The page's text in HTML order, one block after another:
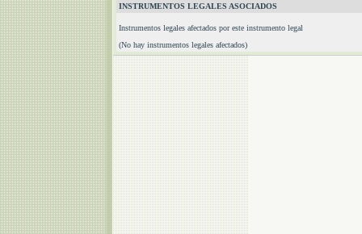
INSTRUMENTOS LEGALES ASOCIADOS
Instrumentos legales afectados por este instrumento legal
(No hay instrumentos legales afectados)